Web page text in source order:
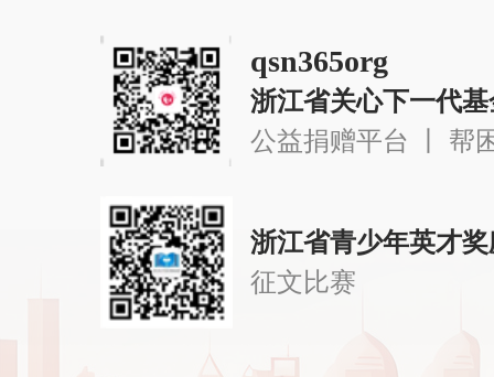
qsn365org
浙江省关心下一代
公益捐赠平台 丨 帮
浙江省青少年英才
征文比赛